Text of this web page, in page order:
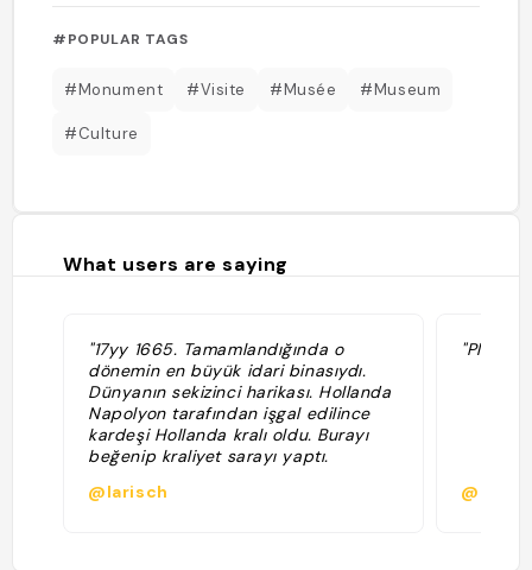
#POPULAR TAGS
#Monument #Visite #Musée #Museum
#Culture
What users are saying
"17yy 1665. Tamamlandığında o
dönemin en büyük idari binasıydı.
Dünyanın sekizinci harikası. Hollanda
Napolyon tarafından işgal edilince
kardeşi Hollanda kralı oldu. Burayı
beğenip kraliyet sarayı yaptı.
özel etkinliklerde kraliyet ailesi
@larisch
"Place